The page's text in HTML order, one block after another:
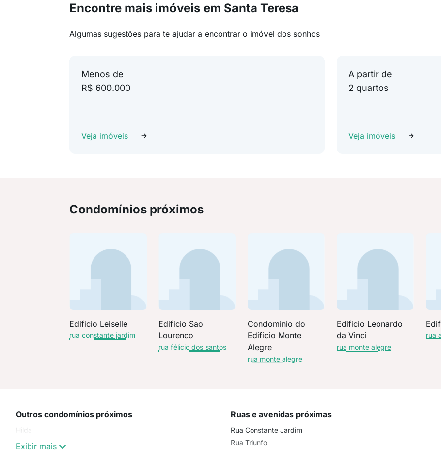
Encontre mais imóveis em Santa Teresa
Algumas sugestões para te ajudar a encontrar o imóvel dos sonhos
Menos de
R$ 600.000
Veja imóveis
A partir de
2 quartos
Veja imóveis
Condomínios próximos
Edificio Leiselle
rua constante jardim
Edificio Sao
Lourenco
rua félicio dos santos
Condominio do
Edificio Monte
Alegre
rua monte alegre
Edificio Leonardo
da Vinci
rua monte alegre
rua
Outros condomínios próximos
Hilda
Exibir mais
Ruas e avenidas próximas
Rua Constante Jardim
Rua Triunfo